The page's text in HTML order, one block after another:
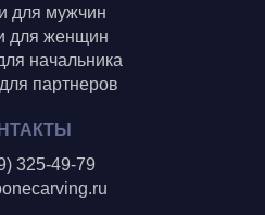
для мужчин
для женщин
начальника
партнеров
325-49-79